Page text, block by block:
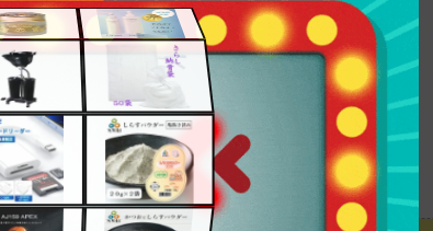
100円 OFF
【2026/8/04-8/11】5,000円以上で使える100円OFFクーポン！
開始日時：2026-08-04 20:00:00
有効期限：2026-08-11 01:59:00